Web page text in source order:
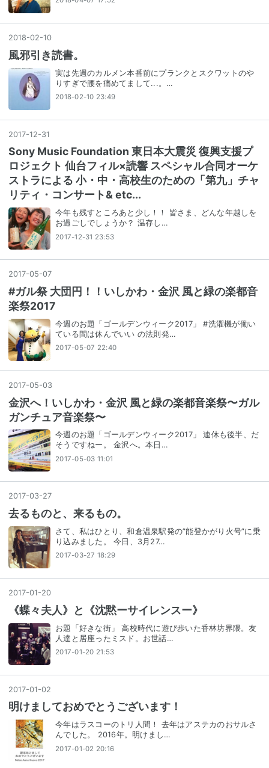
2018-02-10
風邪引き読書。
実は先週のカルメン本番前にプランクとスクワットのや
りすぎで腰を痛めてまして...。…
2018-02-10 23:49
2017-12-31
Sony Music Foundation 東日本大震災 復興支援プ
ロジェクト 仙台フィル×読響 スペシャル合同オーケ
ストラによる 小・中・高校生のための「第九」チャ
リティ・コンサート& etc...
今年も残すところあと少し！！ 皆さま、どんな年越しを
お過ごしでしょうか？ 温存し…
2017-12-31 23:53
2017-05-07
#ガル祭 大団円！！いしかわ・金沢 風と緑の楽都音
楽祭2017
今週のお題「ゴールデンウィーク2017」 #洗濯機が働い
ている間は休んでいい の法則発…
2017-05-07 22:40
2017-05-03
金沢へ！いしかわ・金沢 風と緑の楽都音楽祭〜ガル
ガンチュア音楽祭〜
今週のお題「ゴールデンウィーク2017」 連休も後半、だ
そうですねー。 金沢へ。本日…
2017-05-03 11:01
2017-03-27
去るものと、来るもの。
さて、私はひとり、和倉温泉駅発の”能登かがり火号”に乗
り込みました。 今日、3月27…
2017-03-27 18:29
2017-01 -20
《蝶々夫人》と《沈黙ーサイレンスー》
お題「好きな街」 高校時代に遊び歩いた香林坊界隈。友
人達と居座ったミスド。お世話…
2017-01-20 21:53
2017-01-02
明けましておめでとうございます！
今年はラスコーのトリ人間！ 去年はアステカのおサルさ
んでした。 2016年。明けまし…
2017-01-02 20:16